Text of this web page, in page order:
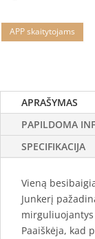
APP skaitytojams
APRAŠYMAS
PAPILDOMA
SPECIFIKACIJA
Vieną
Junkerį
Paaiškėja, kad